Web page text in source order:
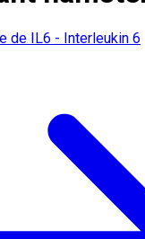
de IL6 - Interleukin 6